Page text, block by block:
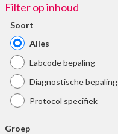
Filter op inhoud
Soort
Alles
Labcode bepaling
Diagnostische bepaling
Protocol specifiek
Groep